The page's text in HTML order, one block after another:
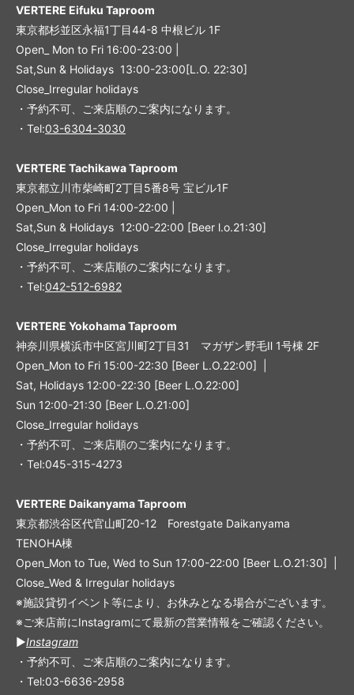
VERTERE Eifuku Taproom
東京都杉並区永福1丁目44-8 中根ビル 1F
Open_ Mon to Fri 16:00-23:00 |
Sat,Sun & Holidays 13:00-23:00[L.O. 22:30]
Close_Irregular holidays
・予約不可、ご来店順のご案内になります。
・Tel:03-6304-3030
VERTERE Tachikawa Taproom
東京都立川市柴崎町2丁目5番8号 宝ビル1F
Open_Mon to Fri 14:00-22:00 |
Sat,Sun & Holidays 12:00-22:00 [Beer l.o.21:30]
Close_Irregular holidays
・予約不可、ご来店順のご案内になります。
・Tel:042-512-6982
VERTERE Yokohama Taproom
神奈川県横浜市中区宮川町2丁目31 マガザン野毛Ⅱ 1号棟 2F
Open_Mon to Fri 15:00-22:30 [Beer L.O.22:00] |
Sat, Holidays 12:00-22:30 [Beer L.O.22:00]
Sun 12:00-21:30 [Beer L.O.21:00]
Close_Irregular holidays
・予約不可、ご来店順のご案内になります。
・Tel:045-315-4273
VERTERE Daikanyama Taproom
東京都渋谷区代官山町20-12 Forestgate Daikanyama
TENOHA棟
Open_Mon to Tue, Wed to Sun 17:00-22:00 [Beer L.O.21:30] |
Close_Wed & Irregular holidays
※施設貸切イベント等により、お休みとなる場合がございます。
※ご来店前にInstagramにて最新の営業情報をご確認ください。
▶︎Instagram
・予約不可、ご来店順のご案内になります。
・Tel:03-6636-2958